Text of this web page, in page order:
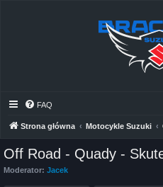
FAQ
Strona główna Motocykle Suzuki
Off Road - Quady -
Moderator: Jacek